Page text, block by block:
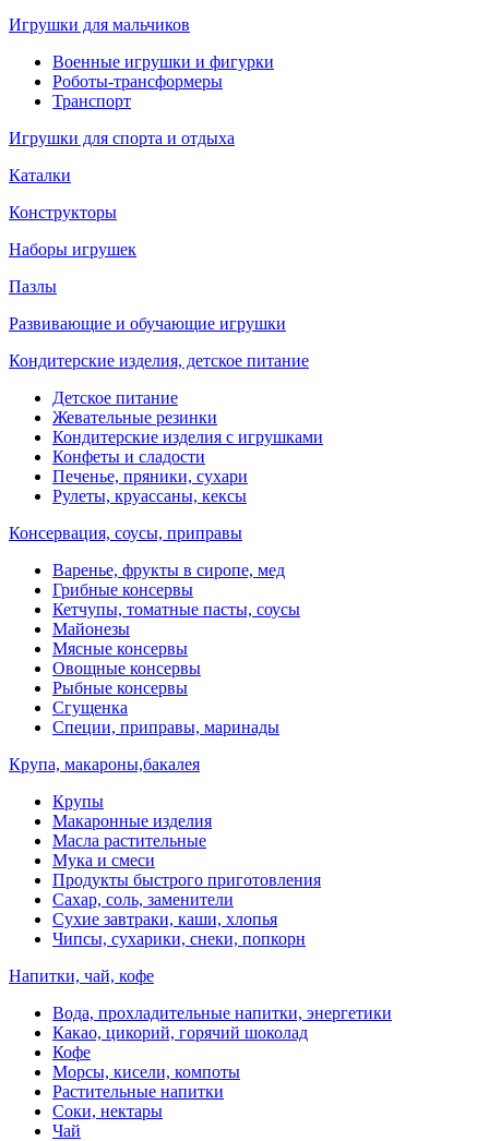
Игрушки для мальчиков
Военные игрушки и фигурки
Роботы-трансформеры
Транспорт
Игрушки для спорта и отдыха
Каталки
Конструкторы
Наборы игрушек
Пазлы
Развивающие и обучающие игрушки
Кондитерские изделия, детское питание
Детское питание
Жевательные резинки
Кондитерские изделия с игрушками
Конфеты и сладости
Печенье, пряники, сухари
Рулеты, круассаны, кексы
Консервация, соусы, приправы
Варенье, фрукты в сиропе, мед
Грибные консервы
Кетчупы, томатные пасты, соусы
Майонезы
Мясные консервы
Овощные консервы
Рыбные консервы
Сгущенка
Специи, приправы, маринады
Крупа, макароны,бакалея
Крупы
Макаронные изделия
Масла растительные
Мука и смеси
Продукты быстрого приготовления
Сахар, соль, заменители
Сухие завтраки, каши, хлопья
Чипсы, сухарики, снеки, попкорн
Напитки, чай, кофе
Вода, прохладительные напитки, энергетики
Какао, цикорий, горячий шоколад
Кофе
Морсы, кисели, компоты
Растительные напитки
Соки, нектары
Чай